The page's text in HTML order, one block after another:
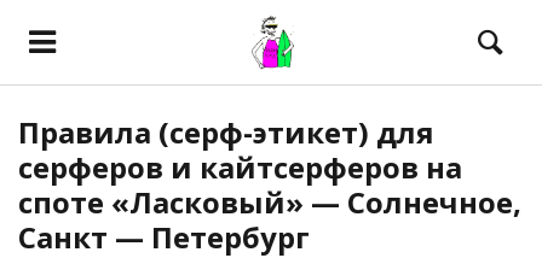
Правила (серф-этикет) для
серферов и кайтсерферов на
споте «Ласковый» — Солнечное,
Санкт — Петербург